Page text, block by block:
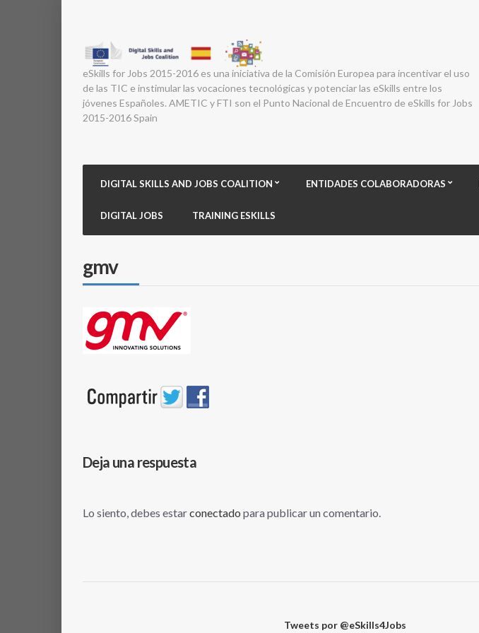
eSkills for Jobs 2015-2016 es una iniciativa de la Comisión Europea para incentivar el uso
de las TIC e instimular las vocaciones tecnológicas y potenciar las eSkills entre los
jóvenes Españoles. AMETIC y FTI son el Punto Nacional de Encuentro de eSkills for Jobs
2015-2016 Spain
DIGITAL SKILLS AND JOBS COALITION ENTIDADES COLABORADORAS
DIGITAL JOBS TRAINING ESKILLS
gmv
Deja una respuesta
Lo siento, debes estarconectado para publicar un comentario.
Tweets por @eSkills4Jobs